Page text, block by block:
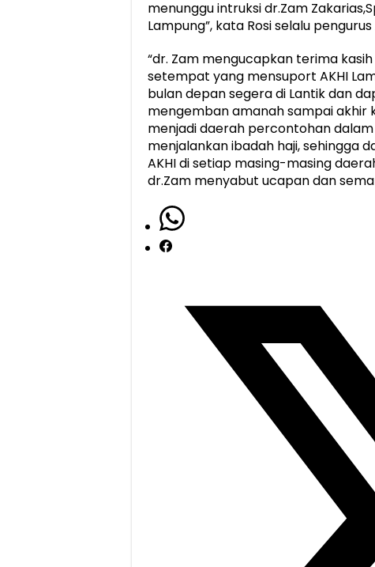
menunggu intruksi dr.Zam
Lampung”, kata Rosi selalu
“dr. Zam mengucapkan terima
setempat yang mensuport AKHI
bulan depan segera di Lantik dan
mengemban amanah sampai akhir
menjadi daerah percontohan
menjalankan ibadah haji, sehingga
AKHI di setiap masing-masing
dr.Zam menyabut ucapan dan